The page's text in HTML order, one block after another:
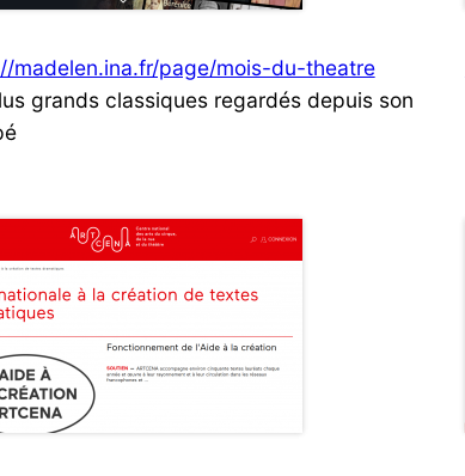
madelen.ina.fr/page/mois-du-theatre
grands classiques regardés depuis son